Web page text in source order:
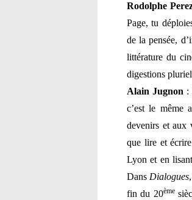
RodolpheP
Page, tu
de la pensée,
littérature du
digestions
Alain Jugnon :
c’est le même
devenirs et aux
que lire et
Lyon et en
Dans Dialogues
fin du 20ème